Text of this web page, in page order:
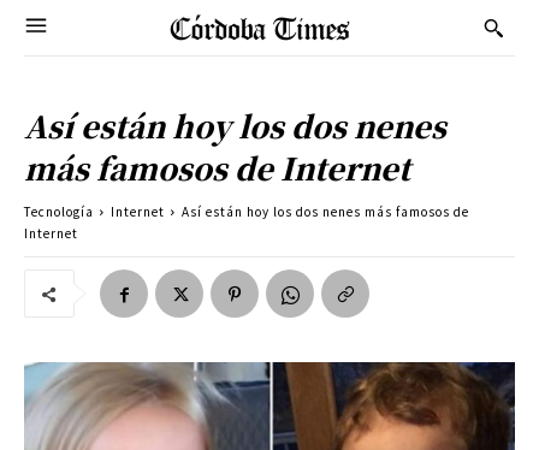
Así están hoy los dos nenes
más famosos de Internet
Tecnología Internet
Así están hoy los dos nenes más famosos de
Internet